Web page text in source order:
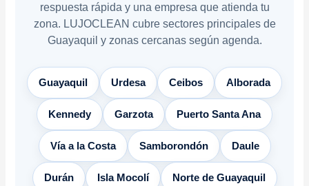
respuesta rápida y una empresa que atienda tu
zona. LUJOCLEAN cubre sectores principales de
Guayaquil y zonas cercanas según agenda.
Guayaquil Urdesa Ceibos Alborada
Kennedy Garzota Puerto Santa Ana
Vía a la Costa Samborondón Daule
Durán Isla Mocolí Norte de Guayaquil